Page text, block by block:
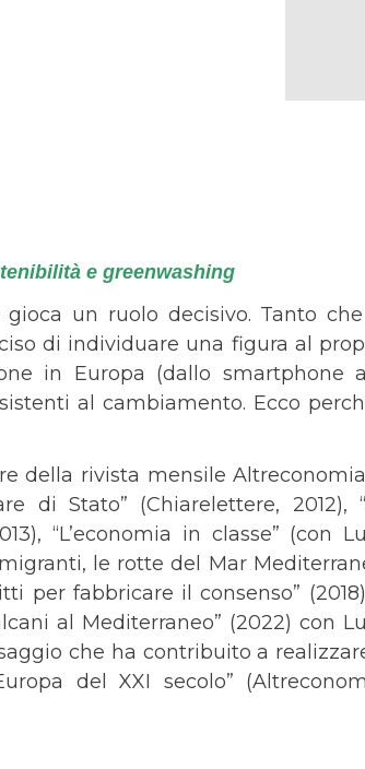
e greenwashing
gioca un ruolo decisivo. Tanto
di individuare una figura al
in Europa (dallo smartphone
al cambiamento. Ecco
della rivista mensile
di Stato” (Chiarelettere, 2012),
“L’economia in classe” (con
le rotte del Mar
per fabbricare il consenso”
al Mediterraneo” (2022) con
che ha contribuito a
del XXI secolo”